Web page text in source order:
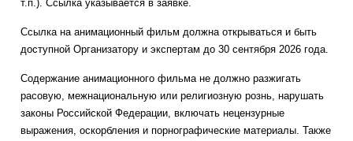
т.п.). Ссылка указывается в заявке.
Ссылка на анимационный фильм должна открываться и быть
доступной Организатору и экспертам до 30 сентября 2026 года.
Содержание анимационного фильма не должно разжигать
расовую, межнациональную или религиозную рознь, нарушать
законы Российской Федерации, включать нецензурные
выражения, оскорбления и порнографические материалы. Также